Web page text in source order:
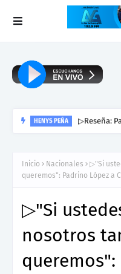
HENYS PEÑA ▷Reseña:
Inicio Nacionales
▷"Si
queremos": Padrino López a
▷"Si
nosotros
queremos":